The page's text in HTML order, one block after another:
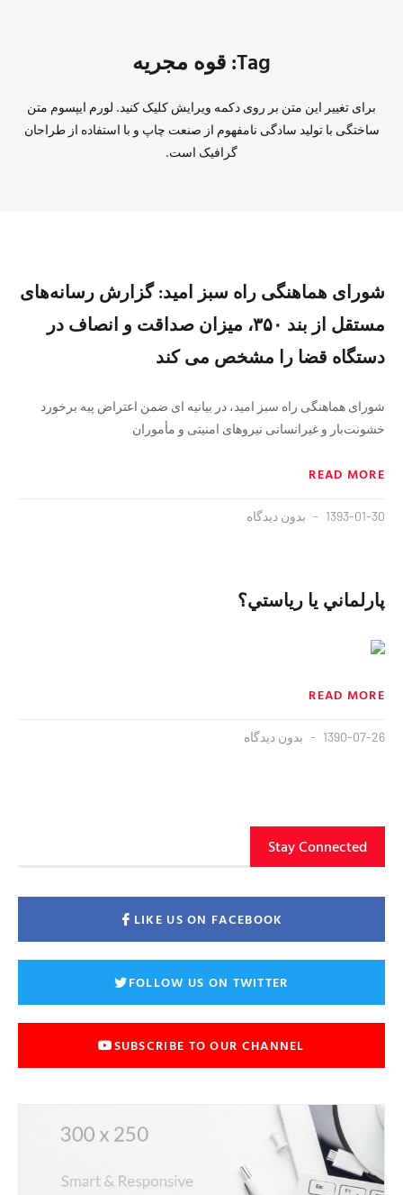
Tag: قوه مجریه
برای تغییر این متن بر روی دکمه ویرایش کلیک کنید. لورم ایپسوم متن
ساختگی با تولید سادگی نامفهوم از صنعت چاپ و با استفاده از طراحان
گرافیک است.
شورای هماهنگی راه سبز امید: گزارش رسانه‌های
مستقل از بند ۳۵۰، میزان صداقت و انصاف در
دستگاه قضا را مشخص می کند
شورای هماهنگی راه سبز امید، در بیانیه ای ضمن اعتراض پبه برخورد
خشونت‌بار و غیرانسانی نیروهای امنیتی و مأموران
READ MORE
1393-01-30 بدون دیدگاه
پارلماني يا رياستي؟
READ MORE
1390-07-26 بدون دیدگاه
Stay Connected
LIKE US ON FACEBOOK
FOLLOW US ON TWITTER
SUBSCRIBE TO OUR CHANNEL